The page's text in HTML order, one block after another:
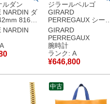
ルダン
NARDIN ダ
8163-
ラック 黒
ベゼル デ
メンズ 腕
き ブラッ
】中古美品
NARDIN
ジラールペルゴ
GIRARD
PERREGAUX シーホ
ーク2 プロ3000
49940-21-631-21A
デイト パワーリザー
ブインジケーター メ
ンズ 腕時計自動巻き
ブラック 【中古】中
古美品
GIRARD
PERREGAUX
腕時計
ランク: A
¥646,800
中古